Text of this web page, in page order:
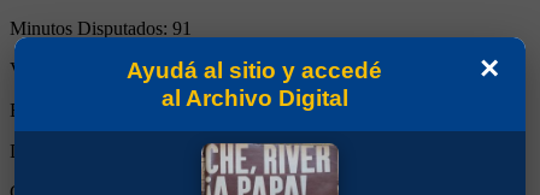
Minutos Disputados: 91
Victorias:
Empates:
Derrotas:
×
Ayudá al sitio y accedé
al Archivo Digital